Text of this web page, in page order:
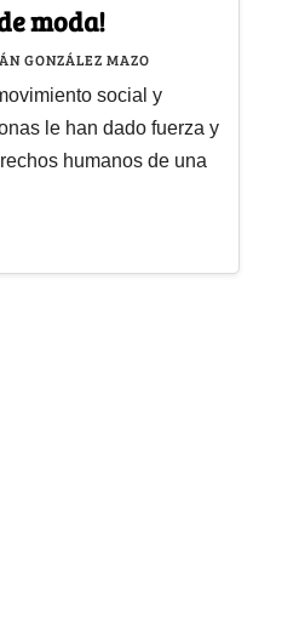
moda!
GONZÁLEZ MAZO
social y
le han dado fuerza y
humanos de una